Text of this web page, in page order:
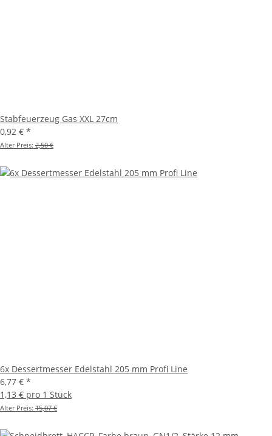
Stabfeuerzeug Gas XXL 27cm
0,92 € *
Alter Preis: 2,50 €
6x Dessertmesser Edelstahl 205 mm Profi Line
6,77 € *
1,13 € pro 1 Stück
Alter Preis: 15,07 €